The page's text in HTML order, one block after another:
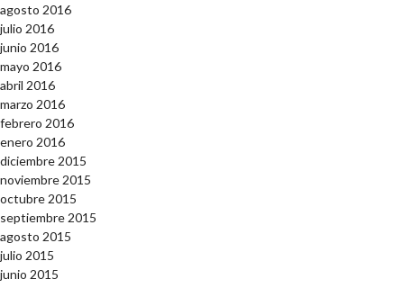
agosto 2016
julio 2016
junio 2016
mayo 2016
abril 2016
marzo 2016
febrero 2016
enero 2016
diciembre 2015
noviembre 2015
octubre 2015
septiembre 2015
agosto 2015
julio 2015
junio 2015